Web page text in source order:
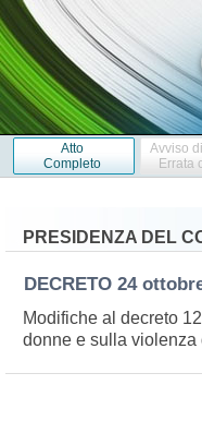
Atto
Completo
Avviso
Errata
PRESIDENZA DEL
DECRETO 24
Modifiche al decreto
donne e sulla